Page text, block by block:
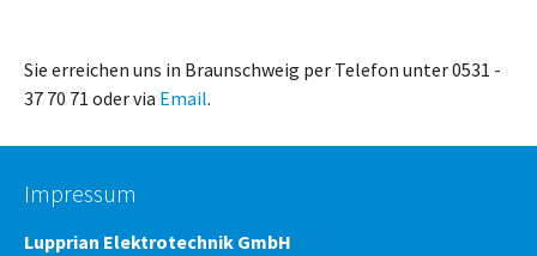
Sie erreichen uns in Braunschweig per Telefon unter 0531 -
37 70 71 oder via Email.
Impressum
Lupprian Elektrotechnik GmbH